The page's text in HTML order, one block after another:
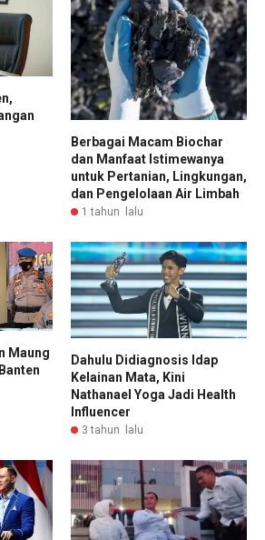
Berbagai Macam Biochar
dan Manfaat Istimewanya
untuk Pertanian, Lingkungan,
dan Pengelolaan Air Limbah
1 tahun lalu
Maung
Dahulu Didiagnosis Idap
Kelainan Mata, Kini
Nathanael Yoga Jadi Health
Influencer
3 tahun lalu